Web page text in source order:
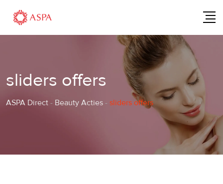
content
sliders offers
ASPA Direct - Beauty Acties - sliders offers